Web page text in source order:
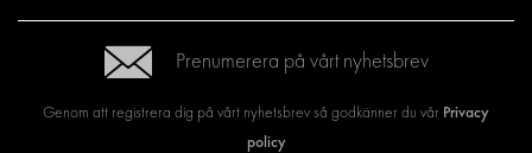
Prenumerera på vårt nyhetsbrev
Genom att registrera dig på vårt nyhetsbrev så godkänner du vår Privacy
policy